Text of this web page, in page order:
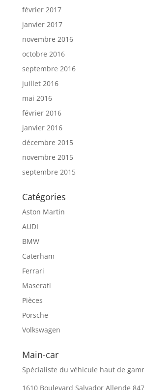
février 2017
janvier 2017
novembre 2016
octobre 2016
septembre 2016
juillet 2016
mai 2016
février 2016
janvier 2016
décembre 2015
novembre 2015
septembre 2015
Catégories
Aston Martin
AUDI
BMW
Caterham
Ferrari
Maserati
Pièces
Porsche
Volkswagen
Main-car
Spécialiste du véhicule haut de
1610 Boulevard Salvador Allende